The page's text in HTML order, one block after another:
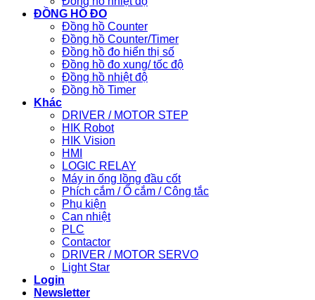
ĐỒNG HỒ ĐO
Đồng hồ Counter
Đồng hồ Counter/Timer
Đồng hồ đo hiển thị số
Đồng hồ đo xung/ tốc độ
Đồng hồ nhiệt độ
Đồng hồ Timer
Khác
DRIVER / MOTOR STEP
HIK Robot
HIK Vision
HMI
LOGIC RELAY
Máy in ống lồng đầu cốt
Phích cắm / Ổ cắm / Công tắc
Phụ kiện
Can nhiệt
PLC
Contactor
DRIVER / MOTOR SERVO
Light Star
Login
Newsletter